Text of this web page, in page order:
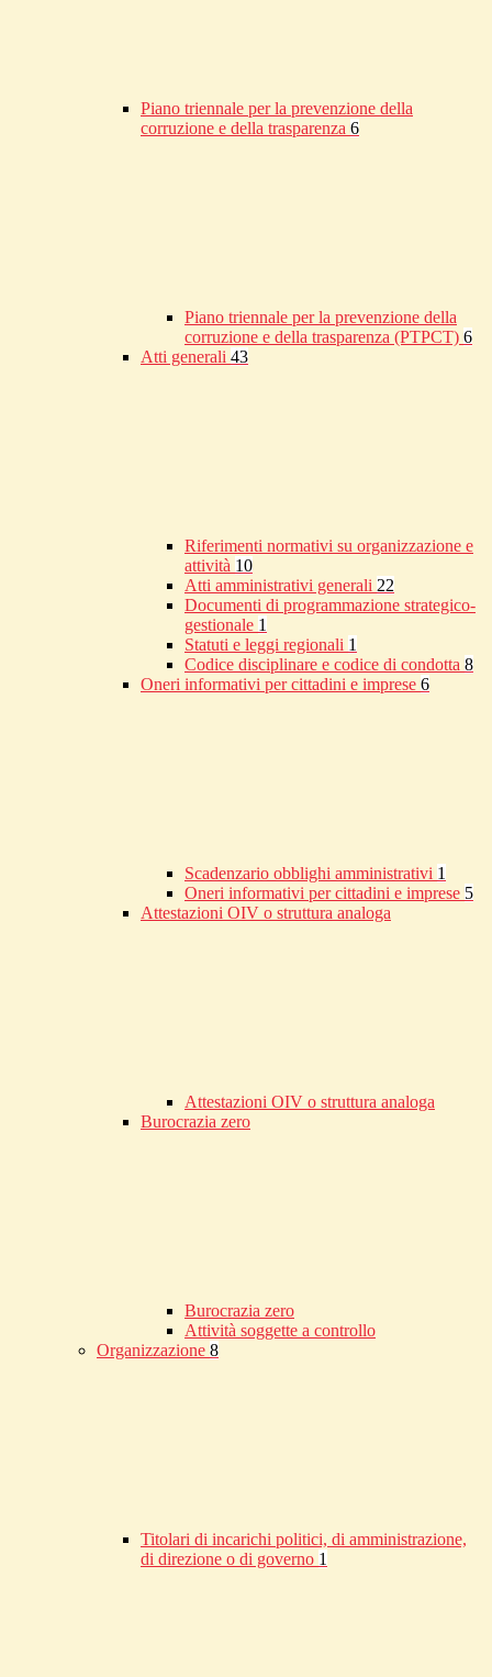
Piano triennale per la prevenzione della
corruzione e della trasparenza 6
Piano triennale per la prevenzione della
corruzione e della trasparenza (PTPCT) 6
Atti generali 43
Riferimenti normativi su organizzazione e
attività 10
Atti amministrativi generali 22
Documenti di programmazione strategico-
gestionale 1
Statuti e leggi regionali 1
Codice disciplinare e codice di condotta 8
Oneri informativi per cittadini e imprese 6
Scadenzario obblighi amministrativi 1
Oneri informativi per cittadini e imprese 5
Attestazioni OIV o struttura analoga
Attestazioni OIV o struttura analoga
Burocrazia zero
Burocrazia zero
Attività soggette a controllo
Organizzazione 8
Titolari di incarichi politici, di amministrazione,
di direzione o di governo 1